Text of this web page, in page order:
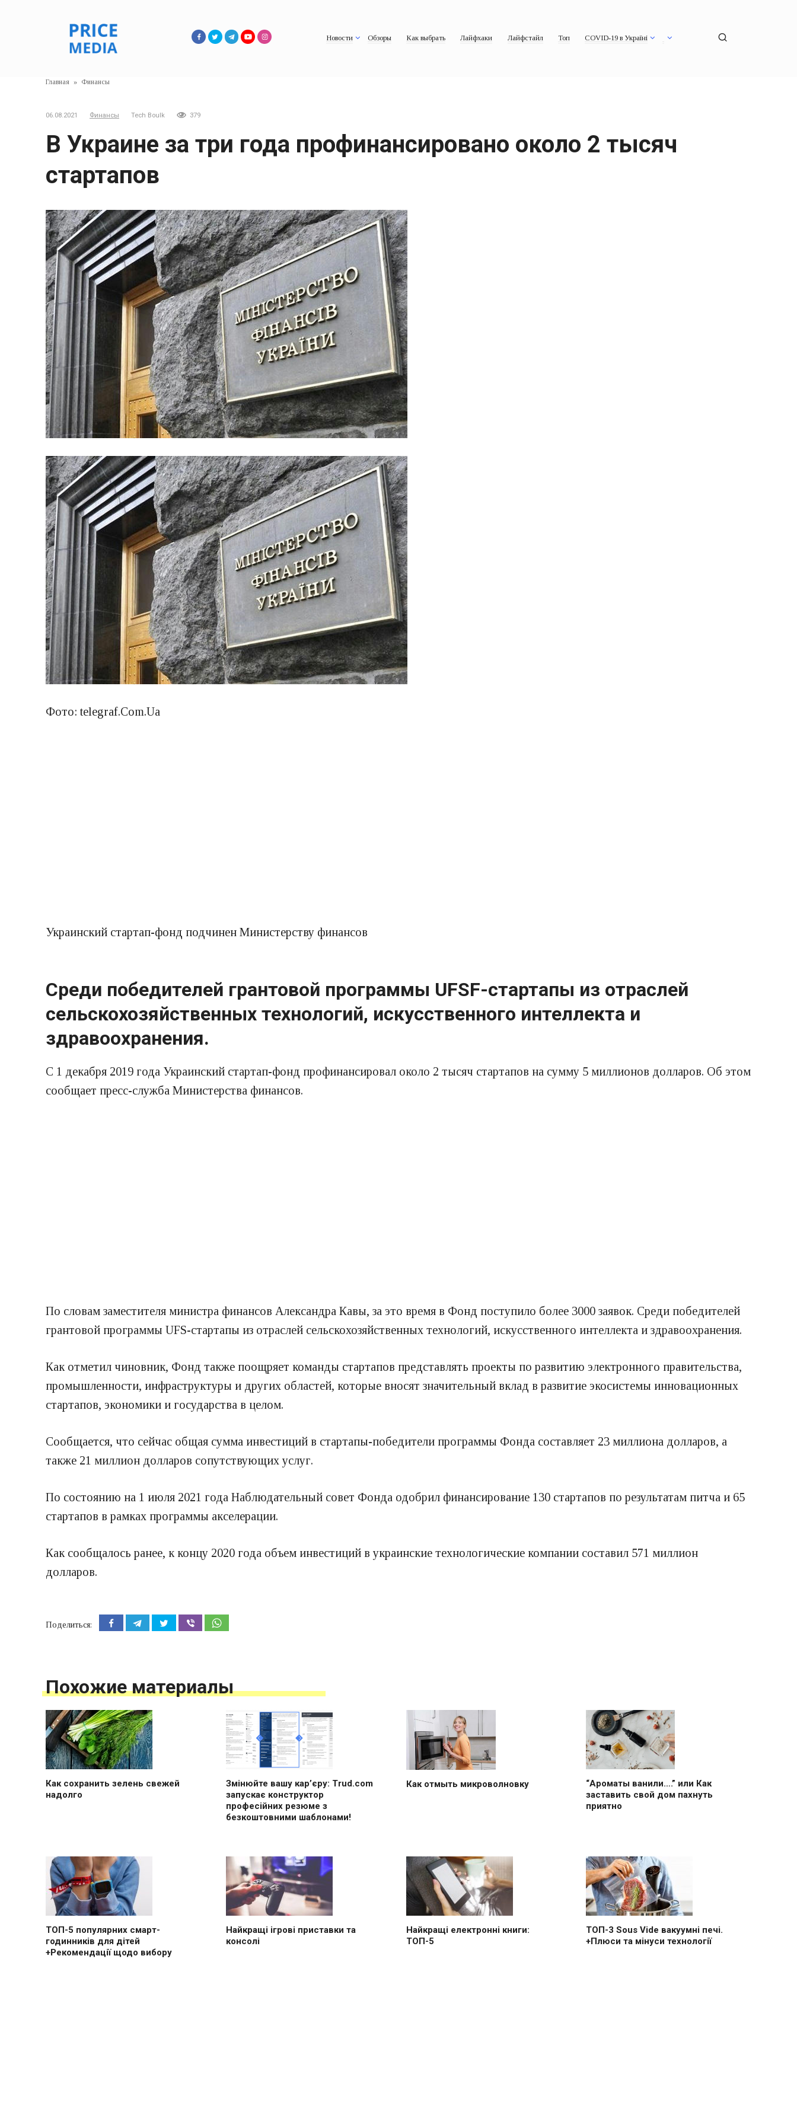
Новости Обзоры Как выбрать Лайфхаки Лайфстайл Топ COVID-19 в Україні
Главная » Финансы
06.08.2021 Финансы Tech Boulk 379
В Украине за три года профинансировано около 2 тысяч
стартапов
Фото: telegraf.Com.Ua
Украинский стартап-фонд подчинен Министерству финансов
Среди победителей грантовой программы UFSF-стартапы из отраслей
сельскохозяйственных технологий, искусственного интеллекта и
здравоохранения.
С 1 декабря 2019 года Украинский стартап-фонд профинансировал около 2 тысяч стартапов на сумму 5 миллионов долларов. Об этом
сообщает пресс-служба Министерства финансов.
По словам заместителя министра финансов Александра Кавы, за это время в Фонд поступило более 3000 заявок. Среди победителей
грантовой программы UFS-стартапы из отраслей сельскохозяйственных технологий, искусственного интеллекта и здравоохранения.
Как отметил чиновник, Фонд также поощряет команды стартапов представлять проекты по развитию электронного правительства,
промышленности, инфраструктуры и других областей, которые вносят значительный вклад в развитие экосистемы инновационных
стартапов, экономики и государства в целом.
Сообщается, что сейчас общая сумма инвестиций в стартапы-победители программы Фонда составляет 23 миллиона долларов, а
также 21 миллион долларов сопутствующих услуг.
По состоянию на 1 июля 2021 года Наблюдательный совет Фонда одобрил финансирование 130 стартапов по результатам питча и 65
стартапов в рамках программы акселерации.
Как сообщалось ранее, к концу 2020 года объем инвестиций в украинские технологические компании составил 571 миллион
долларов.
Поделиться:
Похожие материалы
Как сохранить зелень свежей
надолго
Змінюйте вашу кар’єру: Trud.com
запускає конструктор
професійних резюме з
безкоштовними шаблонами!
Как отмыть микроволновку
“Ароматы ванили….” или Как
заставить свой дом пахнуть
приятно
ТОП-5 популярних смарт-
годинників для дітей
+Рекомендації щодо вибору
Найкращі ігрові приставки та
консолі
Найкращі електронні книги:
ТОП-5
ТОП-3 Sous Vide вакуумні печі.
+Плюси та мінуси технології